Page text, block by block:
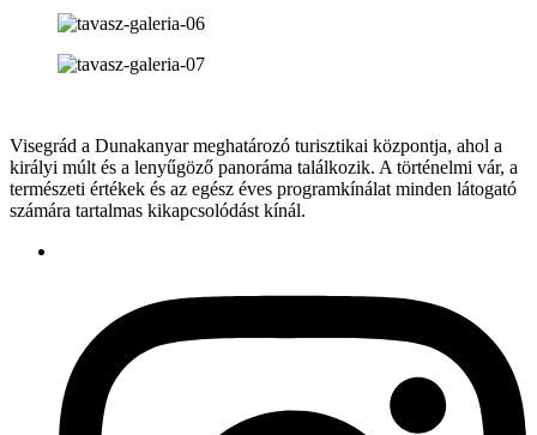
Visegrád a Dunakanyar meghatározó turisztikai központja, ahol a
királyi múlt és a lenyűgöző panoráma találkozik. A történelmi vár, a
természeti értékek és az egész éves programkínálat minden látogató
számára tartalmas kikapcsolódást kínál.